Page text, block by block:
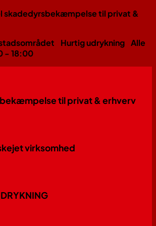
skadedyrsbekæmpelse til privat &
Hurtig udrykning Alle
- 18:00
til privat & erhverv
virksomhed